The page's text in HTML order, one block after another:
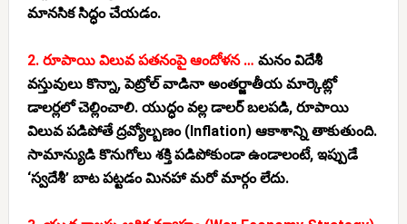
మానసిక సిద్ధం చేయడం.
2. రూపాయి విలువ పతనంపై ఆందోళన … మనం విదేశీ
వస్తువులు కొన్నా, పెట్రోల్ వాడినా అంతర్జాతీయ మార్కెట్లో
డాలర్లలో చెల్లించాలి. యుద్ధం వల్ల డాలర్ బలపడి, రూపాయి
విలువ పడిపోతే ద్రవ్యోల్బణం (Inflation) ఆకాశాన్ని తాకుతుంది.
సామాన్యుడి కొనుగోలు శక్తి పడిపోకుండా ఉండాలంటే, ఇప్పుడే
‘స్వదేశీ’ బాట పట్టడం మినహా మరో మార్గం లేదు.